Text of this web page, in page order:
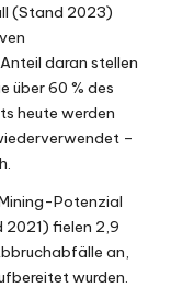
(Stand 2023)
daran stellen
über 60 % des
heute werden
–
Potenzial
2021) fielen 2,9
an,
wurden.